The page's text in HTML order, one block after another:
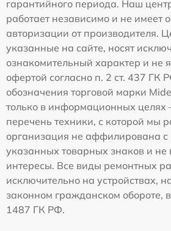
гарантийного периода. Наш
работает независимо и не имеет
авторизации от производителя.
указанные на сайте, носят
ознакомительный характер и не
офертой согласно п. 2 ст. 437 ГК
обозначения торговой марки
только в информационных целях
перечень техники, с которой мы
организация не аффилирована с
указанных товарных знаков и не
интересы. Все виды ремонтных
исключительно на устройствах,
законном гражданском обороте, в
1487 ГК РФ.